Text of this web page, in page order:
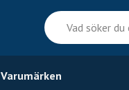
Vad
söker
du
efter?
Varumärken